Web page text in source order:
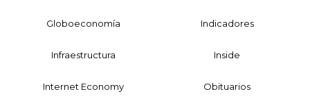
Globoeconomía Indicadores
Infraestructura Inside
Internet Economy Obituarios